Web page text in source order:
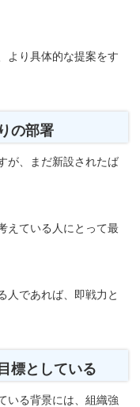
より具体的な提案をす
の部署
が、まだ新設されたば
えている人にとって最
人であれば、即戦力と
標としている
いる背景には、組織強